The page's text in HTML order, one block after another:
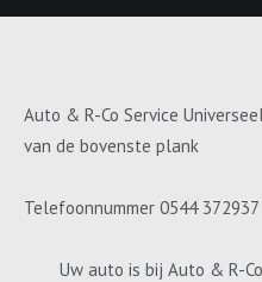
Auto & R-Co Service
van de bovenste plank
Telefoonnummer 0544 372937
Uw auto is bij Auto & R-